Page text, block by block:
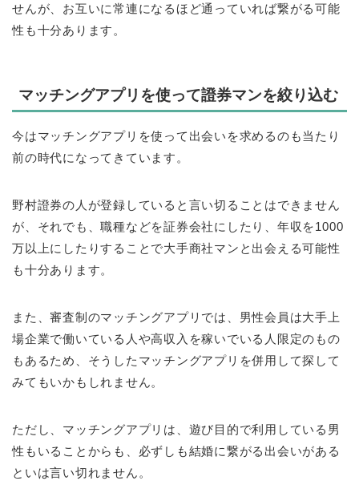
せんが、お互いに常連になるほど通っていれば繋がる可能
性も十分あります。
マッチングアプリを使って證券マンを絞り込む
今はマッチングアプリを使って出会いを求めるのも当たり
前の時代になってきています。
野村證券の人が登録していると言い切ることはできません
が、それでも、職種などを証券会社にしたり、年収を1000
万以上にしたりすることで大手商社マンと出会える可能性
も十分あります。
また、審査制のマッチングアプリでは、男性会員は大手上
場企業で働いている人や高収入を稼いでいる人限定のもの
もあるため、そうしたマッチングアプリを併用して探して
みてもいかもしれません。
ただし、マッチングアプリは、遊び目的で利用している男
性もいることからも、必ずしも結婚に繋がる出会いがある
といは言い切れません。